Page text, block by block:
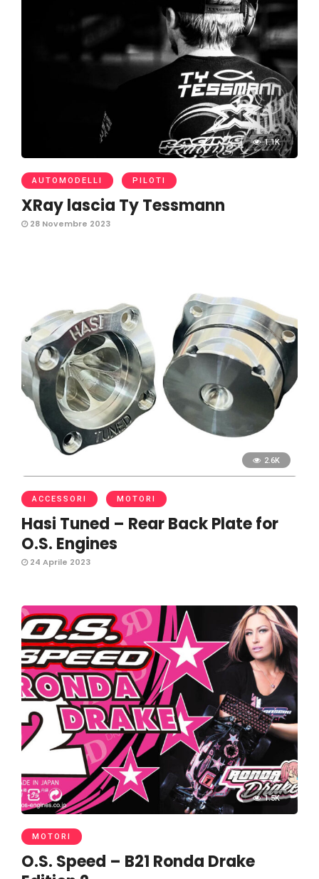
1.1K
AUTOMODELLI PILOTI
XRay lascia Ty Tessmann
28 Novembre 2023
2.6K
ACCESSORI MOTORI
Hasi Tuned – Rear Back Plate for
O.S. Engines
24 Aprile 2023
1.5K
MOTORI
O.S. Speed – B21 Ronda Drake